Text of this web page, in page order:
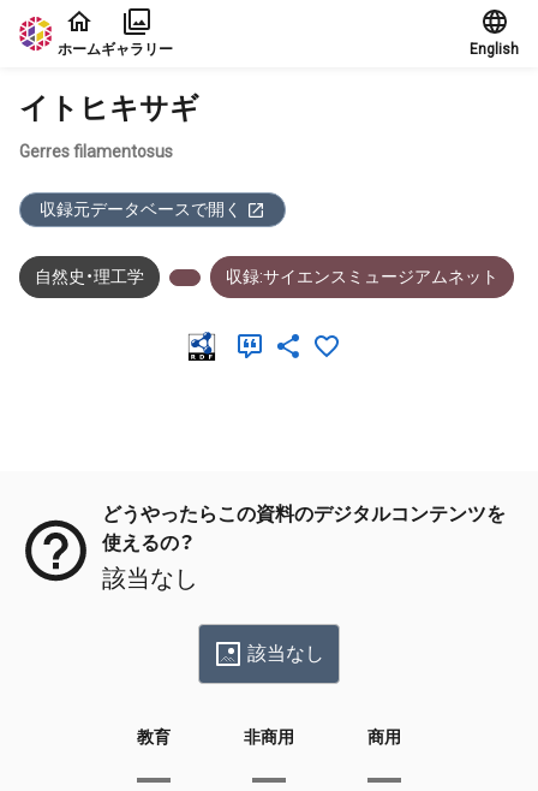
本文に飛ぶ
ホームギャラリー English
イトヒキサギ
Gerres filamentosus
収録元データベースで開く
自然史・理工学 収録:サイエンスミュージアムネット
どうやったらこの資料のデジタルコンテンツを
使えるの？
該当なし
該当なし
教育 非商用 商用